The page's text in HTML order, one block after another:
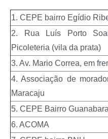
1. CEPE bairro Egídio
2. Rua Luís Porto
Picoleteria (vila da prata)
3. Av. Mario Correa, em
4. Associação de
Maracaju
5. CEPE Bairro Guanabara
6. ACOMA